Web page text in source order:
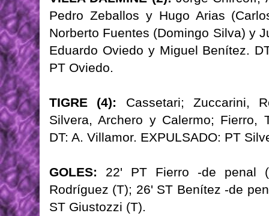
Pedro Zeballos y Hugo Arias
Norberto Fuentes (Domingo Silva) y
Eduardo Oviedo y Miguel Benítez.
PT Oviedo.
TIGRE (4): Cassetari; Zuccarini,
Silvera, Archero y Calermo; Fierro,
DT: A. Villamor. EXPULSADO: PT
GOLES: 22' PT Fierro -de penal
Rodríguez (T); 26' ST Benítez -de
ST Giustozzi (T).